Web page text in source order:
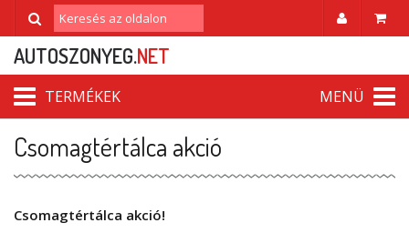
AUTOSZONYEG.NET
TERMÉKEK MENÜ
Csomagtértálca akció
Csomagtértálca akció!